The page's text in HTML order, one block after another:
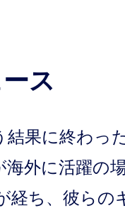
ス
果に終わっ
外に活躍の
ち、彼らの